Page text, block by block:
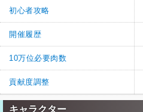
初心者攻略
開催履歴
10万位必要肉数
貢献度調整
キャラクター